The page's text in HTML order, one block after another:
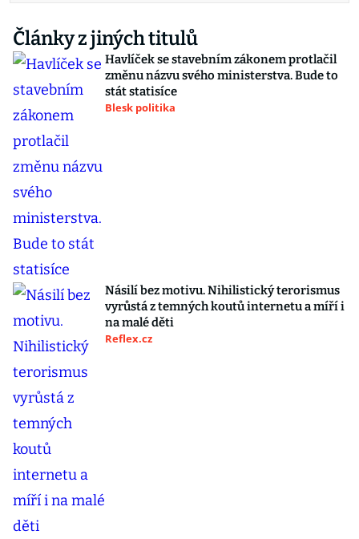
Články z jiných titulů
Havlíček se stavebním zákonem protlačil
změnu názvu svého ministerstva. Bude to
stát statisíce
Blesk politika
Násilí bez motivu. Nihilistický terorismus
vyrůstá z temných koutů internetu a míří i
na malé děti
Reflex.cz